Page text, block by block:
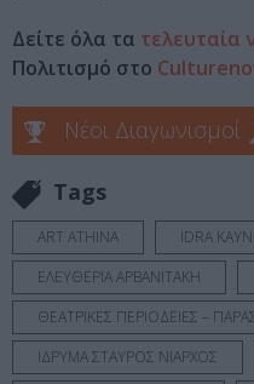
Δείτε όλα τα τελευταία
Πολιτισμό στο
Νέοι Διαγωνισμοί
Tags
ART ATHINA IDRA
ΕΛΕΥΘΕΡΙΑ ΑΡΒΑΝΙΤΑΚΗ
ΘΕΑΤΡΙΚΕΣ ΠΕΡΙΟΔΕΙΕΣ –
ΙΔΡΥΜΑ ΣΤΑΥΡΟΣ ΝΙΑΡΧΟΣ